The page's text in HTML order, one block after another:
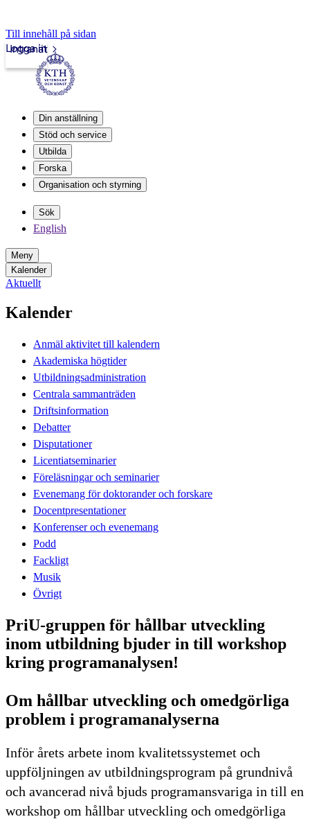
Till innehåll på sidan
Intranät
Logga in
Din anställning
Stöd och service
Utbilda
Forska
Organisation och styrning
Sök
English
Meny
Kalender
Aktuellt
Kalender
Anmäl aktivitet till kalendern
Akademiska högtider
Utbildningsadministration
Centrala sammanträden
Driftsinformation
Debatter
Disputationer
Licentiatseminarier
Föreläsningar och seminarier
Evenemang för doktorander och forskare
Docentpresentationer
Konferenser och evenemang
Podd
Fackligt
Musik
Övrigt
PriU-gruppen för hållbar utveckling
inom utbildning bjuder in till workshop
kring programanalysen!
Om hållbar utveckling och omedgörliga
problem i programanalyserna
Inför årets arbete inom kvalitetssystemet och
uppföljningen av utbildningsprogram på grundnivå
och avancerad nivå bjuds programansvariga in till en
workshop om hållbar utveckling och omedgörliga